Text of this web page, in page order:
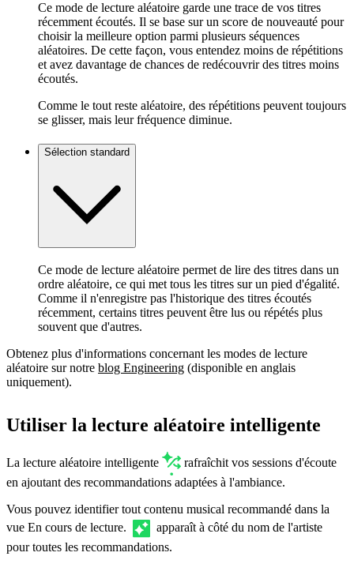
Ce mode de lecture aléatoire garde une trace de vos titres
récemment écoutés. Il se base sur un score de nouveauté pour
choisir la meilleure option parmi plusieurs séquences
aléatoires. De cette façon, vous entendez moins de répétitions
et avez davantage de chances de redécouvrir des titres moins
écoutés.
Comme le tout reste aléatoire, des répétitions peuvent toujours
se glisser, mais leur fréquence diminue.
Sélection standard
Ce mode de lecture aléatoire permet de lire des titres dans un
ordre aléatoire, ce qui met tous les titres sur un pied d'égalité.
Comme il n'enregistre pas l'historique des titres écoutés
récemment, certains titres peuvent être lus ou répétés plus
souvent que d'autres.
Obtenez plus d'informations concernant les modes de lecture
aléatoire sur notre blog Engineering (disponible en anglais
uniquement).
Utiliser la lecture aléatoire intelligente
La lecture aléatoire intelligente
rafraîchit vos sessions d'écoute
en ajoutant des recommandations adaptées à l'ambiance.
Vous pouvez identifier tout contenu musical recommandé dans la
vue En cours de lecture.
apparaît à côté du nom de l'artiste
pour toutes les recommandations.